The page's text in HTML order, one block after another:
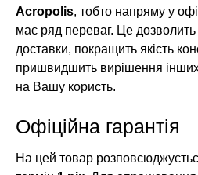
Acropolis, тобто напряму у
має ряд переваг. Це
доставки, покращить якість
пришвидшить вирішення
на Вашу користь.
Офіційна гарантія
На цей товар